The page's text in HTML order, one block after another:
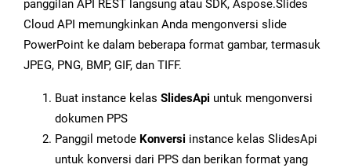
panggilan API REST langsung atau SDK, Aspose.Slides
Cloud API memungkinkan Anda mengonversi slide
PowerPoint ke dalam beberapa format gambar, termasuk
JPEG, PNG, BMP, GIF, dan TIFF.
Buat instance kelas SlidesApi untuk mengonversi
dokumen PPS
Panggil metode Konversi instance kelas SlidesApi
untuk konversi dari PPS dan berikan format yang